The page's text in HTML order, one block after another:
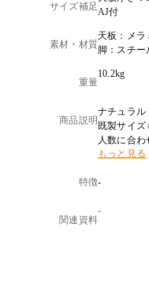
サイズ補足AJ付
素材・材質
天板：メラ
脚：スチ
重量
10.2kg
商品説明
ナチュラル
既製サイズ
人数に合わ
・別寸サイ
もっと見る
特徴-
関連資料
-